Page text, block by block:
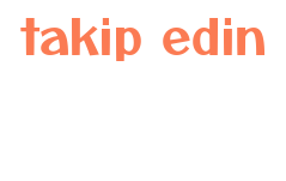
takip edin